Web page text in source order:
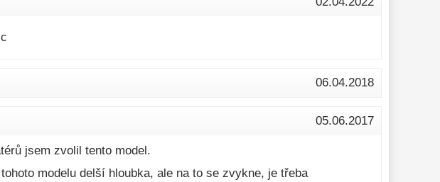
06.04.2018
05.06.2017
jsem zvolil tento model.
modelu delší hloubka, ale na to se zvykne, je třeba